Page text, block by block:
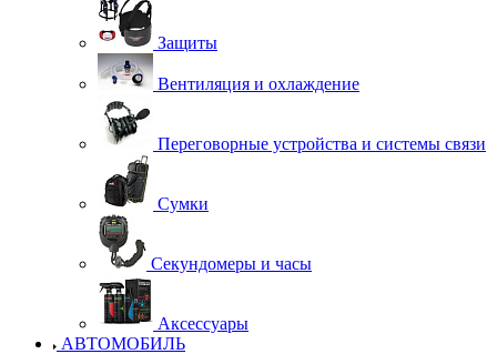
Защиты
Вентиляция и охлаждение
Переговорные устройства и системы связи
Сумки
Секундомеры и часы
Аксессуары
АВТОМОБИЛЬ